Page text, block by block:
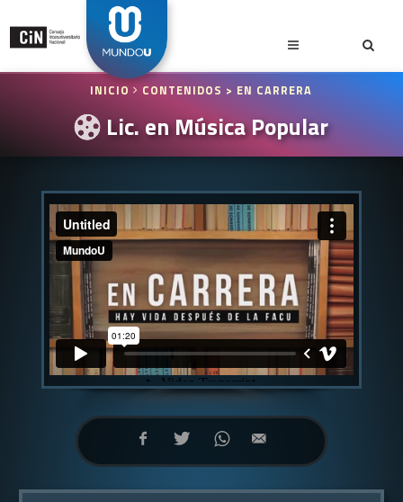
INICIO CONTENIDOS > EN CARRERA
Lic. en Música Popular